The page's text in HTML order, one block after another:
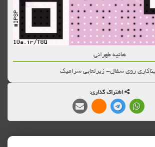
هانیه طهرانی
روی سفال- زیرلعابی سرامیک
اشتراک گذاری: